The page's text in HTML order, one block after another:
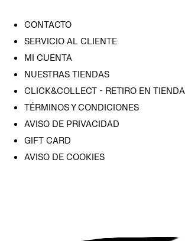
CONTACTO
SERVICIO AL CLIENTE
MI CUENTA
NUESTRAS TIENDAS
CLICK&COLLECT - RETIRO EN TIENDA
TÉRMINOS Y CONDICIONES
AVISO DE PRIVACIDAD
GIFT CARD
AVISO DE COOKIES